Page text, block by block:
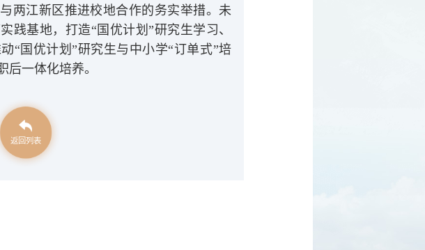
两江新区推进校地合作的务实举措。未
践基地，打造“国优计划”研究生学习、
“国优计划”研究生与中小学“订单式”培
后一体化培养。
返回列表